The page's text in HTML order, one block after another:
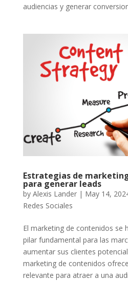
audiencias y generar
Estrategias de
para generar leads
by Alexis Lander| May 14,
Redes Sociales
El marketing de contenidos se
pilar fundamental para las
aumentar sus clientes
marketing de contenidos
relevante para atraer a una